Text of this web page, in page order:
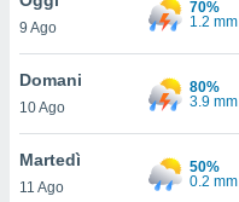
è
al sito
di
ci
di
9 Ago
70%
1.2 mm
Domani
10 Ago
80%
3.9 mm
Martedì
11 Ago
50%
0.2 mm